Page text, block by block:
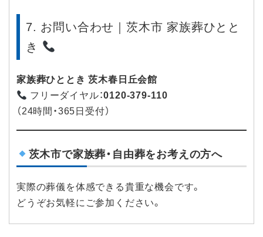
7. お問い合わせ｜茨木市 家族葬ひとと
き
家族葬ひととき 茨木春日丘会館
フリーダイヤル：0120-379-110
（24時間・365日受付）
茨木市で家族葬・自由葬をお考えの方へ
実際の葬儀を体感できる貴重な機会です。
どうぞお気軽にご参加ください。